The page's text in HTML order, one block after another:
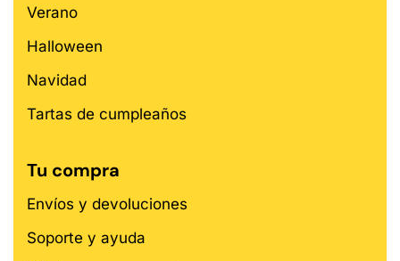
Verano
Halloween
Navidad
Tartas de cumpleaños
Tu compra
Envíos y devoluciones
Soporte y ayuda